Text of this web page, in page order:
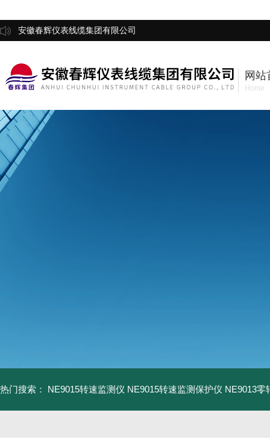
安徽春辉仪表线缆集团有限公司
网站
Home
热门搜索： NE9015转速监测仪 NE9015转速监测保护仪 NE9013零